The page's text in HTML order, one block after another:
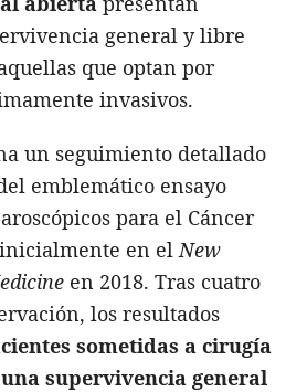
general y libre
que optan por
invasivos.
un seguimiento detallado
emblemático ensayo
para el Cáncer
en el New
en 2018. Tras cuatro
los resultados
sometidas a cirugía
supervivencia general